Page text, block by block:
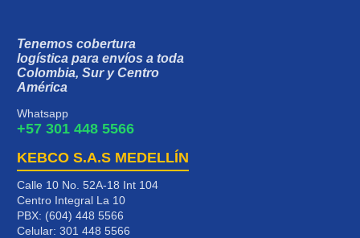
Tenemos cobertura
logística para envíos a toda
Colombia, Sur y Centro
América
Whatsapp
+57 301 448 5566
KEBCO S.A.S MEDELLÍN
Calle 10 No. 52A-18 Int 104
Centro Integral La 10
PBX: (604) 448 5566
Celular: 301 448 5566